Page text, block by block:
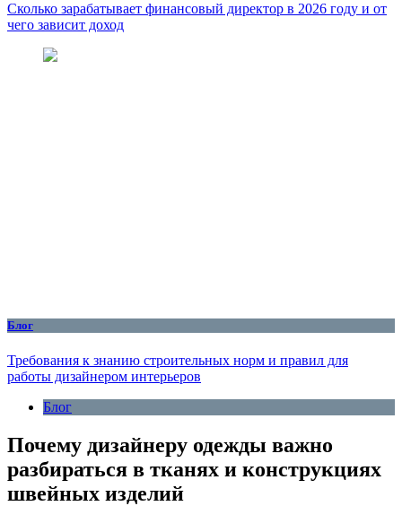
Сколько зарабатывает финансовый директор в 2026 году и от
чего зависит доход
Блог
Требования к знанию строительных норм и правил для
работы дизайнером интерьеров
Блог
Почему дизайнеру одежды важно
разбираться в тканях и конструкциях
швейных изделий